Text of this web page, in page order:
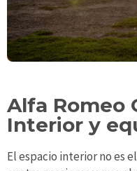
Alfa Romeo
Interior y
El espacio interior no es